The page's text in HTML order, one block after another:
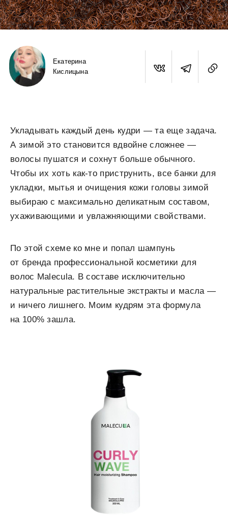
Екатерина
Кислицынa
Укладывать каждый день кудри — та еще задача.
А зимой это становится вдвойне сложнее —
волосы пушатся и сохнут больше обычного.
Чтобы их хоть как-то приструнить, все банки для
укладки, мытья и очищения кожи головы зимой
выбираю с максимально деликатным составом,
ухаживающими и увлажняющими свойствами.
По этой схеме ко мне и попал шампунь
от бренда профессиональной косметики для
волос Malecula. В составе исключительно
натуральные растительные экстракты и масла —
и ничего лишнего. Моим кудрям эта формула
на 100% зашла.